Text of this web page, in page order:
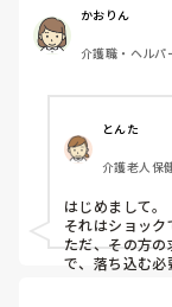
とか言われてシ
覚えが悪いとかは
人間関係の構築
かおりん
介護職・ヘルパ
とんた
介護老人保
はじめまして。
それはショック
ただ、その方
で、落ち込む
かけてくる人